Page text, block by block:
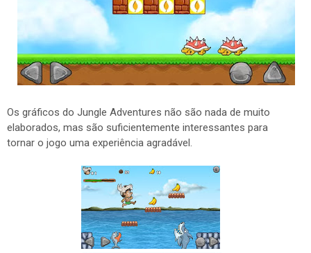
Os gráficos do Jungle Adventures não são nada de muito
elaborados, mas são suficientemente interessantes para
tornar o jogo uma experiência agradável.